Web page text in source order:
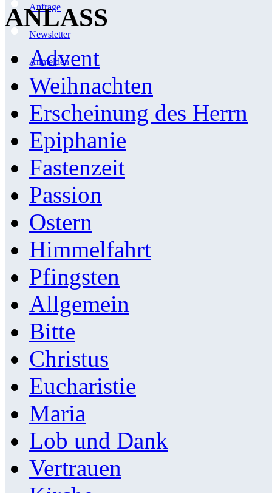
Anfrage
Newsletter
Anmelden
ANLASS
Advent
Weihnachten
Erscheinung des Herrn
Epiphanie
Fastenzeit
Passion
Ostern
Himmelfahrt
Pfingsten
Allgemein
Bitte
Christus
Eucharistie
Maria
Lob und Dank
Vertrauen